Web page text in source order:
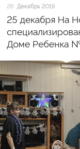
25 декабря На
Доме Ребенка
26 Декабрь 2019